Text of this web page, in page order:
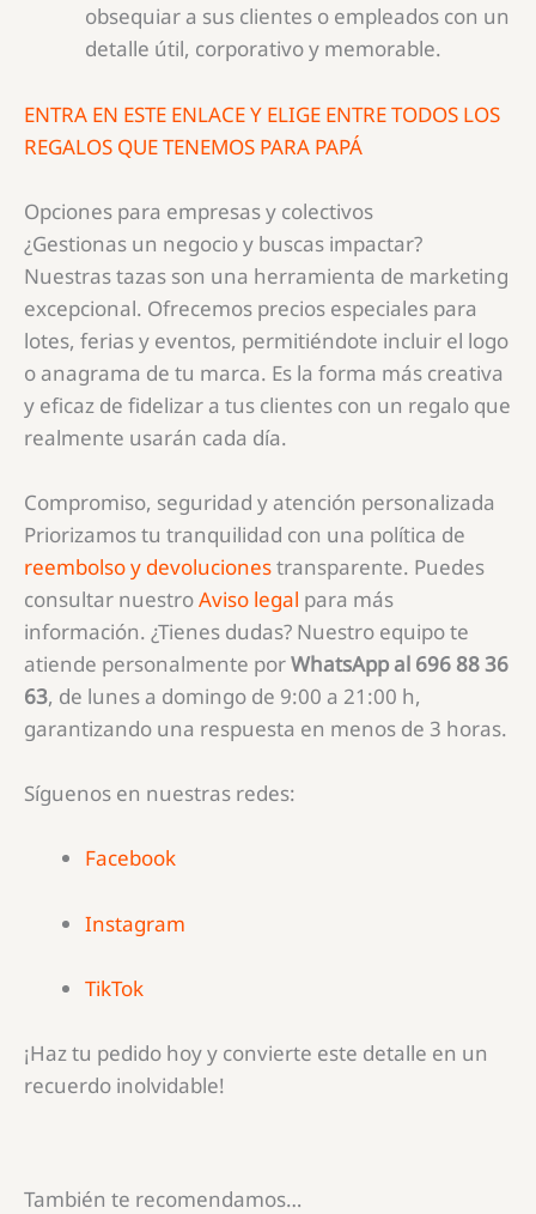
obsequiar a sus clientes o empleados con un
detalle útil, corporativo y memorable.
ENTRA EN ESTE ENLACE Y ELIGE ENTRE TODOS LOS
REGALOS QUE TENEMOS PARA PAPÁ
Opciones para empresas y colectivos
¿Gestionas un negocio y buscas impactar?
Nuestras tazas son una herramienta de marketing
excepcional. Ofrecemos precios especiales para
lotes, ferias y eventos, permitiéndote incluir el logo
o anagrama de tu marca. Es la forma más creativa
y eficaz de fidelizar a tus clientes con un regalo que
realmente usarán cada día.
Compromiso, seguridad y atención personalizada
Priorizamos tu tranquilidad con una política de
reembolso y devolucionestransparente. Puedes
consultar nuestroAviso legal para más
información. ¿Tienes dudas? Nuestro equipo te
atiende personalmente porWhatsApp al 696 88 36
63, de lunes a domingo de 9:00 a 21:00 h,
garantizando una respuesta en menos de 3 horas.
Síguenos en nuestras redes:
Facebook
Instagram
TikTok
¡Haz tu pedido hoy y convierte este detalle en un
recuerdo inolvidable!
También te recomendamos…